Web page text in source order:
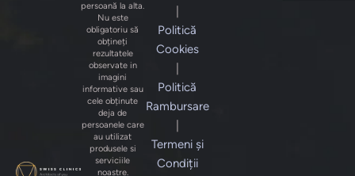
persoană la alta.
Nu este
obligatoriu să
obțineți
rezultatele
observate in
imagini
informative sau
cele obținute
deja de
persoanele care
au utilizat
produsele si
serviciile
noastre.
Politică
Cookies
Politică
Rambursare
Termeni și
Condiții